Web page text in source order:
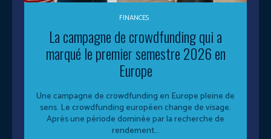
FINANCES
La campagne de crowdfunding qui a
marqué le premier semestre 2026 en
Europe
Une campagne de crowdfunding en Europe pleine de
sens. Le crowdfunding européen change de visage.
Après une période dominée par la recherche de
rendement...